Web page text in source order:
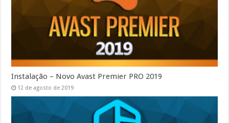
Instalação – Novo Avast Premier PRO 2019
12 de agosto de 2019